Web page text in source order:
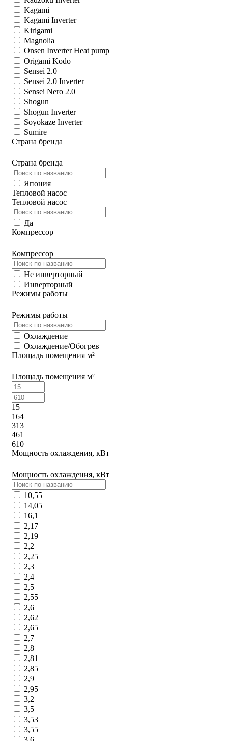
Kagami
Kagami Inverter
Kirigami
Magnolia
Onsen Inverter Heat pump
Origami Kodo
Sensei 2.0
Sensei 2.0 Inverter
Sensei Nero 2.0
Shogun
Shogun Inverter
Soyokaze Inverter
Sumire
Страна бренда
Страна бренда
Япония
Тепловой насос
Тепловой насос
Да
Компрессор
Компрессор
Не инверторный
Инверторный
Режимы работы
Режимы работы
Охлаждение
Охлаждение/Обогрев
Площадь помещения м²
Площадь помещения м²
15
164
313
461
610
Мощность охлаждения, кВт
Мощность охлаждения, кВт
10,55
14,05
16,1
2,17
2,19
2,2
2,25
2,3
2,4
2,5
2,55
2,6
2,62
2,65
2,7
2,8
2,81
2,85
2,9
2,95
3,2
3,5
3,53
3,55